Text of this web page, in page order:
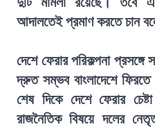
আদালতেই প্রমাণ করতে চান
দেশে ফেরার পরিকল্পনা
দ্রুত সম্ভব বাংলাদেশে
শেষ দিকে দেশে ফেরার
রাজনৈতিক বিষয়ে দলের